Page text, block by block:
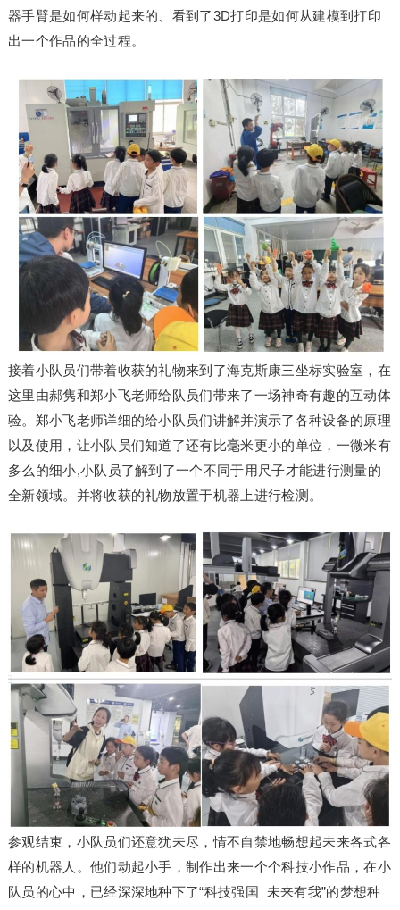
器手臂是如何样动起来的、看到了3D打印是如何从建模到打印
出一个作品的全过程。
接着小队员们带着收获的礼物来到了海克斯康三坐标实验室，在
这里由郝隽和郑小飞老师给队员们带来了一场神奇有趣的互动体
验。郑小飞老师详细的给小队员们讲解并演示了各种设备的原理
以及使用，让小队员们知道了还有比毫米更小的单位，一微米有
多么的细小,小队员了解到了一个不同于用尺子才能进行测量的
全新领域。并将收获的礼物放置于机器上进行检测。
参观结束，小队员们还意犹未尽，情不自禁地畅想起未来各式各
样的机器人。他们动起小手，制作出来一个个科技小作品，在小
队员的心中，已经深深地种下了“科技强国 未来有我”的梦想种